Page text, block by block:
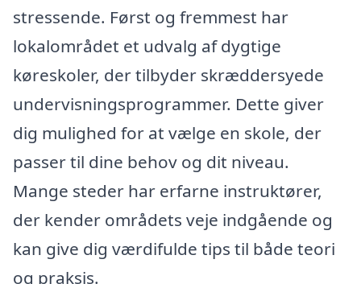
stressende. Først og fremmest har
lokalområdet et udvalg af dygtige
køreskoler, der tilbyder skræddersyede
undervisningsprogrammer. Dette giver
dig mulighed for at vælge en skole, der
passer til dine behov og dit niveau.
Mange steder har erfarne instruktører,
der kender områdets veje indgående og
kan give dig værdifulde tips til både teori
og praksis.